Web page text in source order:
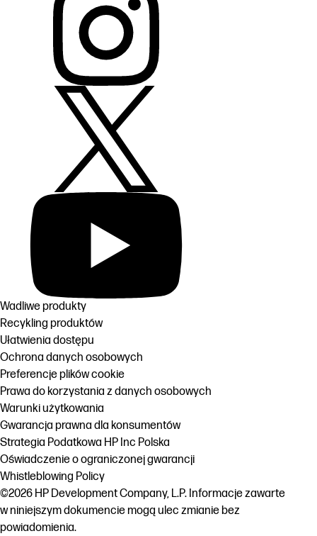
Wadliwe produkty
Recykling produktów
Ułatwienia dostępu
Ochrona danych osobowych
Preferencje plików cookie
Prawa do korzystania z danych osobowych
Warunki użytkowania
Gwarancja prawna dla konsumentów
Strategia Podatkowa HP Inc Polska
Oświadczenie o ograniczonej gwarancji
Whistleblowing Policy
©2026 HP Development Company, L.P. Informacje zawarte
w niniejszym dokumencie mogą ulec zmianie bez
powiadomienia.